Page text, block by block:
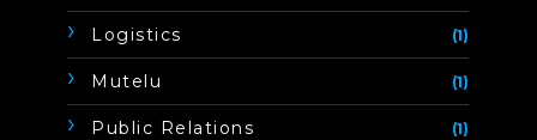
Logistics (1)
Mutelu (1)
Public Relations (1)